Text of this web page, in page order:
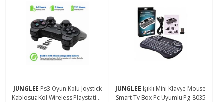
JUNGLEE Ps3 Oyun Kolu Joystick
Kablosuz Kol Wireless Playstation
JUNGLEE Işıklı Mini Klavye Mouse
Smart Tv Box Pc Uyumlu Pg-8035